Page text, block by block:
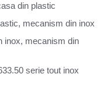
din plastic
mecanism din inox
inox, mecanism din
serie tout inox